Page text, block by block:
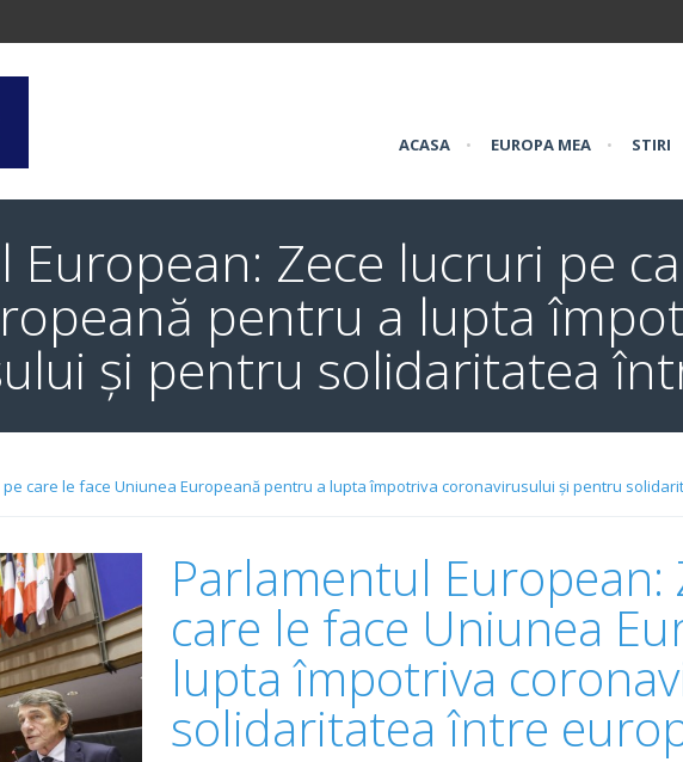
ACASA • EUROPA MEA • STIRI
European: Zece lucruri pe
pentru a lupta
și pentru solidaritatea
care le face Uniunea Europeană pentru a lupta împotriva coronavirusului și pentru
Parlamentul European:
care le face Uniunea
lupta împotriva
solidaritatea între